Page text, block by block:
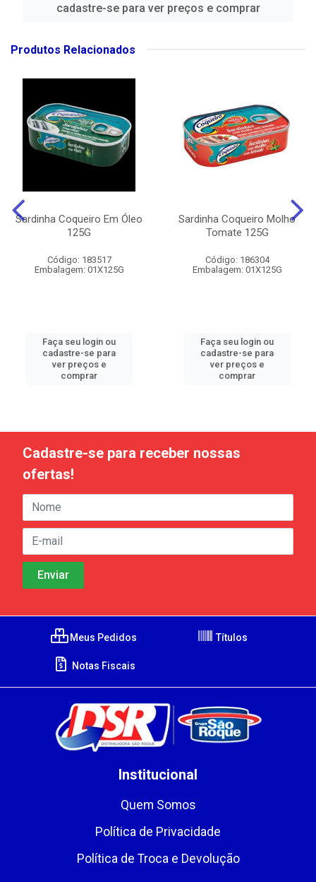
cadastre-se para ver preços e comprar
Produtos Relacionados
Sardinha Coqueiro Em Óleo
125G
Código: 183517
Embalagem: 01X125G
Faça seu login ou
cadastre-se para
ver preços e
comprar
Sardinha Coqueiro Molho
Tomate 125G
Código: 186304
Embalagem: 01X125G
Faça seu login ou
cadastre-se para
ver preços e
comprar
Cadastre-se para receber nossas
ofertas!
Meus Pedidos Títulos
Notas Fiscais
Institucional
Quem Somos
Política de Privacidade
Política de Troca e Devolução